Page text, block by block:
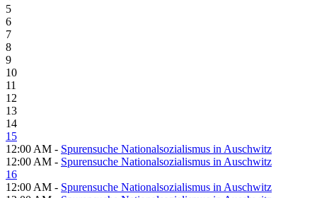
5
6
7
8
9
10
11
12
13
14
15
12:00 AM - Spurensuche Nationalsozialismus in Auschwitz
12:00 AM - Spurensuche Nationalsozialismus in Auschwitz
16
12:00 AM - Spurensuche Nationalsozialismus in Auschwitz